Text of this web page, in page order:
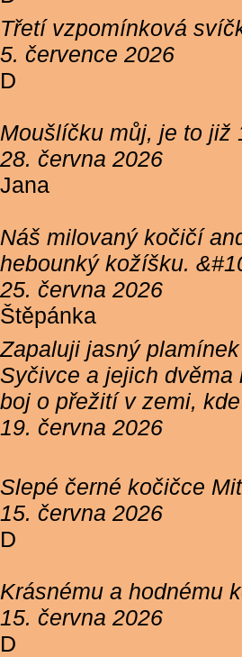
Třetí vzpomínková
5. července 2026
D
Moušlíčku můj, je to již
28. června 2026
Jana
Náš milovaný kočičí
hebounký kožíšku.
25. června 2026
Štěpánka
Zapaluji jasný
Syčivce a jejich
boj o přežití v zemi,
19. června 2026
Slepé černé kočičce
15. června 2026
D
Krásnému a hodnému
15. června 2026
D